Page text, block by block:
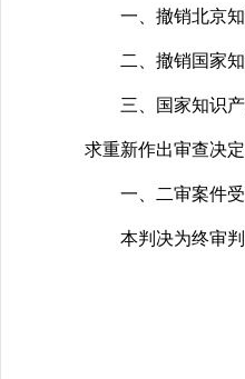
一、撤销北京知
二、撤销国家知
三、国家知识产
求重新作出审查决定
一、二审案件受
本判决为终审判